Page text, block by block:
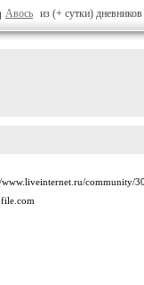
Авось из (+ сутки) дневников
community/